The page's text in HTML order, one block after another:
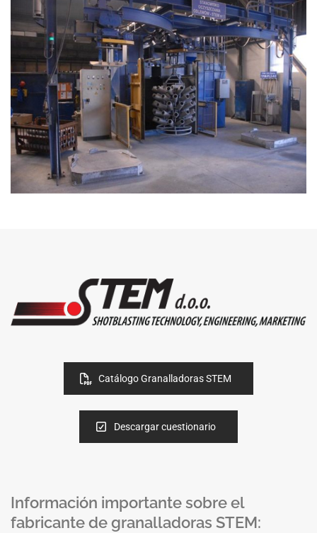
Catálogo Granalladoras STEM
Descargar cuestionario
Información importante sobre el
fabricante de granalladoras STEM: